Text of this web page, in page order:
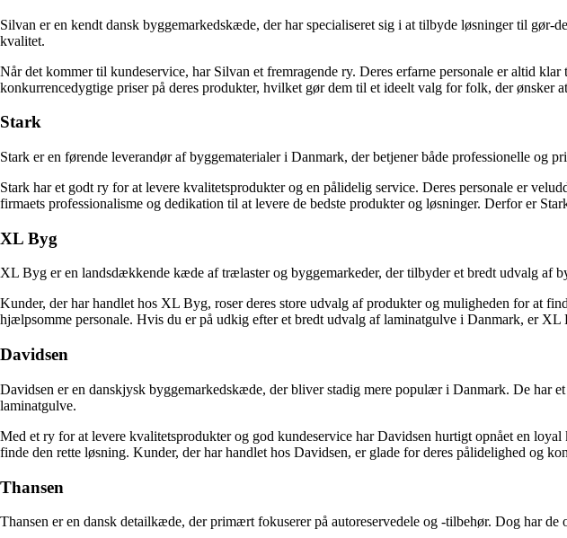
Silvan er en kendt dansk byggemarkedskæde, der har specialiseret sig i at tilbyde løsninger til
kvalitet.
Når det kommer til kundeservice, har Silvan et fremragende ry. Deres erfarne personale er altid
konkurrencedygtige priser på deres produkter, hvilket gør dem til et ideelt valg for folk, der ønsker
Stark
Stark er en førende leverandør af byggematerialer i Danmark, der betjener både professionelle
Stark har et godt ry for at levere kvalitetsprodukter og en pålidelig service. Deres personale er
firmaets professionalisme og dedikation til at levere de bedste produkter og løsninger. Derfor er
XL Byg
XL Byg er en landsdækkende kæde af trælaster og byggemarkeder, der tilbyder et bredt udvalg af
Kunder, der har handlet hos XL Byg, roser deres store udvalg af produkter og muligheden for at
hjælpsomme personale. Hvis du er på udkig efter et bredt udvalg af laminatgulve i Danmark, er XL
Davidsen
Davidsen er en danskjysk byggemarkedskæde, der bliver stadig mere populær i Danmark. De har
laminatgulve.
Med et ry for at levere kvalitetsprodukter og god kundeservice har Davidsen hurtigt opnået en
finde den rette løsning. Kunder, der har handlet hos Davidsen, er glade for deres pålidelighed og
Thansen
Thansen er en dansk detailkæde, der primært fokuserer på autoreservedele og -tilbehør. Dog har